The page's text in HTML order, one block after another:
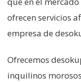
ofrecen servicios
empresa de
Ofrecemos
inquilinos